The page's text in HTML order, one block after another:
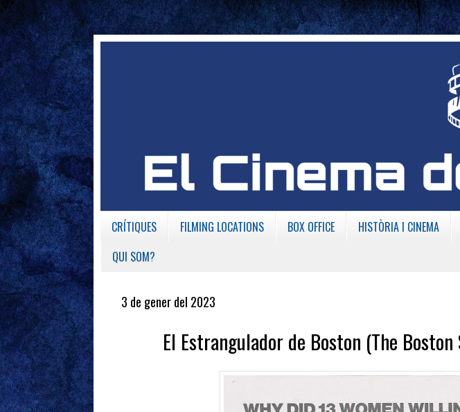
CRÍTIQUES FILMING LOCATIONS BOX OFFICE HISTÒRIA I CINEMA
QUI SOM?
3 de gener del 2023
El Estrangulador de Boston (The